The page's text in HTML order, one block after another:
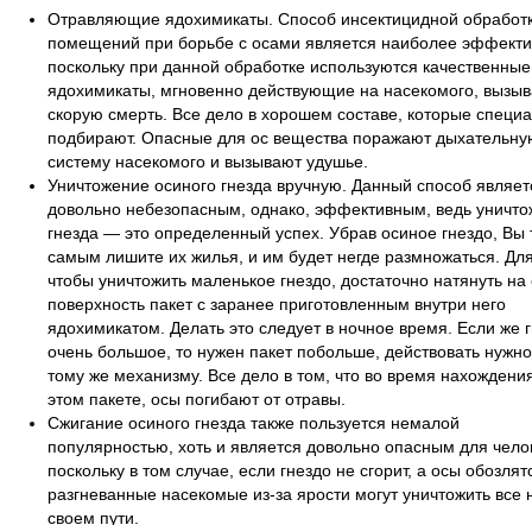
Отравляющие ядохимикаты. Способ инсектицидной
помещений при борьбе с осами является наиболее
поскольку при данной обработке используются качественные
ядохимикаты, мгновенно действующие на насекомого,
скорую смерть. Все дело в хорошем составе, которые
подбирают. Опасные для ос вещества поражают
систему насекомого и вызывают удушье.
Уничтожение осиного гнезда вручную. Данный способ
довольно небезопасным, однако, эффективным, ведь
гнезда — это определенный успех. Убрав осиное гнездо, Вы
самым лишите их жилья, и им будет негде размножаться.
чтобы уничтожить маленькое гнездо, достаточно натянуть на
поверхность пакет с заранее приготовленным внутри него
ядохимикатом. Делать это следует в ночное время. Если же
очень большое, то нужен пакет побольше, действовать
тому же механизму. Все дело в том, что во время
этом пакете, осы погибают от отравы.
Сжигание осиного гнезда также пользуется немалой
популярностью, хоть и является довольно опасным для
поскольку в том случае, если гнездо не сгорит, а осы
разгневанные насекомые из-за ярости могут уничтожить все
своем пути.